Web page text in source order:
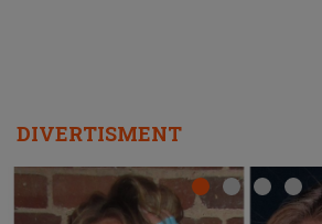
DIVERTISMENT